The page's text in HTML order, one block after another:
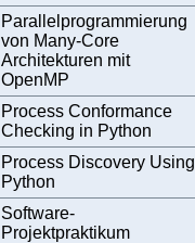
Parallelprogrammierung
von Many-Core
Architekturen mit
OpenMP
Process Conformance
Checking in Python
Process Discovery Using
Python
Software-
Projektpraktikum